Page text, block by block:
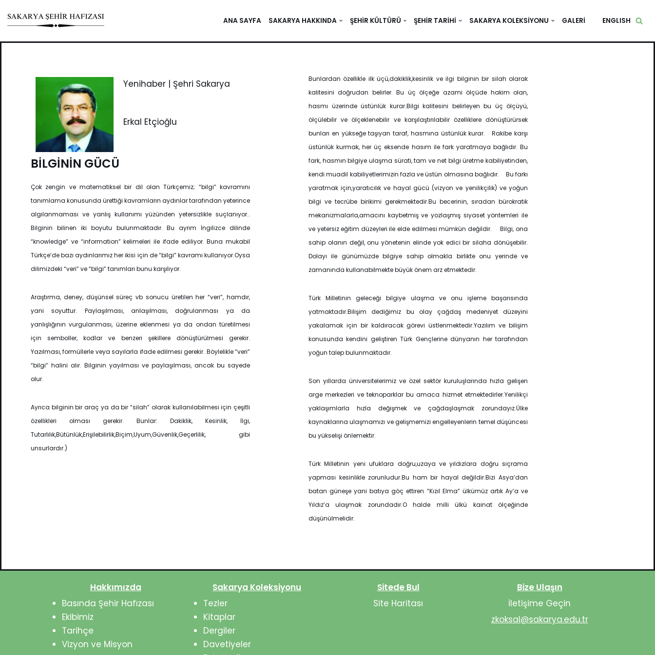
Skip
to
ANA SAYFA SAKARYA HAKKINDA ŞEHIR KÜLTÜRÜ ŞEHIR TARIHI SAKARYA KOLEKSIYONU GALERI ENGLISH
Yenihaber | Şehri Sakarya
Erkal Etçioğlu
BİLGİNİN GÜCÜ
Çok zengin ve matematiksel bir dil olan Türkçemiz; “bilgi” kavramını
tanımlama konusunda ürettiği kavramların aydınlar tarafından yeterince
algılanmaması ve yanlış kullanımı yüzünden yetersizlikle suçlanıyor..
Bilginin bilinen iki boyutu bulunmaktadır. Bu ayrım İngilizce dilinde
“knowledge” ve “information” kelimeleri ile ifade ediliyor. Buna mukabil
Türkçe’de bazı aydınlarımız her ikisi için de “bilgi” kavramı kullanıyor.Oysa
dilimizdeki “veri” ve “bilgi” tanımları bunu karşılıyor.
Araştırma, deney, düşünsel süreç vb sonucu üretilen her “veri”, hamdır,
yani soyuttur. Paylaşılması, anlaşılması, doğrulanması ya da
yanlışlığının vurgulanması, üzerine eklenmesi ya da ondan türetilmesi
için semboller, kodlar ve benzeri şekillere dönüştürülmesi gerekir.
Yazılması, formüllerle veya sayılarla ifade edilmesi gerekir. Böylelikle “veri”
“bilgi” halini alır. Bilginin yayılması ve paylaşılması, ancak bu sayede
olur.
Ayrıca bilginin bir araç ya da bir “silah” olarak kullanılabilmesi için çeşitli
özellikleri olması gerekir. Bunlar: Dakiklik, Kesinlik, İlgi,
Tutarlılık,Bütünlük,Erişilebilirlik,Biçim,Uyum,Güvenlik,Geçerlilik, gibi
unsurlardır.)
Bunlardan özellikle ilk üçü,dakiklik,kesinlik ve ilgi bilginin bir silah olarak
kalitesini doğrudan belirler. Bu üç ölçeğe azami ölçüde hakim olan,
hasmı üzerinde üstünlük kurar.Bilgi kalitesini belirleyen bu üç ölçüyü,
ölçülebilir ve ölçeklenebilir ve karşılaştırılabilir özelliklere dönüştürürsek
bunları en yükseğe taşıyan taraf, hasmına üstünlük kurar. Rakibe karşı
üstünlük kurmak, her üç eksende hasım ile fark yaratmaya bağlıdır. Bu
fark, hasmın bilgiye ulaşma sürati, tam ve net bilgi üretme kabiliyetinden,
kendi muadil kabiliyetlerimizin fazla ve üstün olmasına bağlıdır. Bu farkı
yaratmak için,yaratıcılık ve hayal gücü (vizyon ve yenilikçilik) ve yoğun
bilgi ve tecrübe birikimi gerekmektedir.Bu becerinin, sıradan bürokratik
mekanizmalarla,amacını kaybetmiş ve yozlaşmış siyaset yöntemleri ile
ve yetersiz eğitim düzeyleri ile elde edilmesi mümkün değildir. Bilgi, ona
sahip olanın değil, onu yönetenin elinde yok edici bir silaha dönüşebilir.
Dolayı ile günümüzde bilgiye sahip olmakla birlikte onu yerinde ve
zamanında kullanabilmekte büyük önem arz etmektedir.
Türk Milletinin geleceği bilgiye ulaşma ve onu işleme başarısında
yatmaktadır.Bilişim dediğimiz bu olay çağdaş medeniyet düzeyini
yakalamak için bir kaldıracak görevi üstlenmektedir.Yazılım ve bilişim
konusunda kendini geliştiren Türk Gençlerine dünyanın her tarafından
yoğun talep bulunmaktadır.
Son yıllarda üniversitelerimiz ve özel sektör kuruluşlarında hızla gelişen
arge merkezleri ve teknoparklar bu amaca hizmet etmektedirler.Yenilikçi
yaklaşımlarla hızla değişmek ve çağdaşlaşmak zorundayız.Ülke
kaynaklarına ulaşmamızı ve gelişmemizi engelleyenlerin temel düşüncesi
bu yükselişi önlemektir.
Türk Milletinin yeni ufuklara doğru,uzaya ve yıldızlara doğru sıçrama
yapması kesinlikle zorunludur.Bu ham bir hayal değildir.Bizi Asya’dan
batan güneşe yani batıya göç ettiren “Kızıl Elma” ülkümüz artık Ay’a ve
Yıldız’a ulaşmak zorundadır.O halde milli ülkü kainat ölçeğinde
düşünülmelidir.
Hakkımızda
Basında Şehir Hafızası
Ekibimiz
Tarihçe
Vizyon ve Misyon
Sakarya Koleksiyonu
Tezler
Kitaplar
Dergiler
Davetiyeler
Sitede Bul
Site Haritası
Bize Ulaşın
İletişime Geçin
zkoksal@sakarya.edu.tr